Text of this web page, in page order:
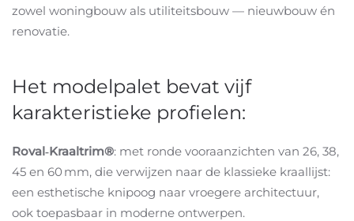
zowel woningbouw als utiliteitsbouw — nieuwbouw én
renovatie.
Het modelpalet bevat vijf
karakteristieke profielen:
Roval‑Kraaltrim®: met ronde vooraanzichten van 26, 38,
45 en 60 mm, die verwijzen naar de klassieke kraallijst:
een esthetische knipoog naar vroegere architectuur,
ook toepasbaar in moderne ontwerpen.